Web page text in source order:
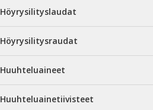
Höyrysilityslaudat
Höyrysilitysraudat
Huuhteluaineet
Huuhteluainetiivisteet